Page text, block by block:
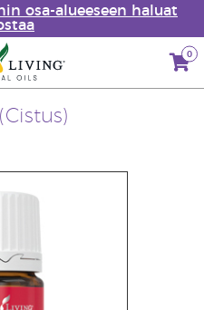
osa-alueeseen haluat
0